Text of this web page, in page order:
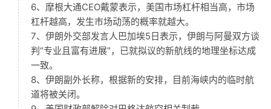
6、摩根大通CEO戴蒙表示，美国市场杠杆相当高，市场
杠杆越高，发生市场动荡的概率就越大。
7、伊朗外交部发言人巴加埃5日表示，伊朗与阿曼双方谈
判“专业且富有进展”，已就拟议的新航线的地理坐标达成
一致。
8、伊朗副外长称，根据新的安排，目前海峡内的临时航
道将被关闭。